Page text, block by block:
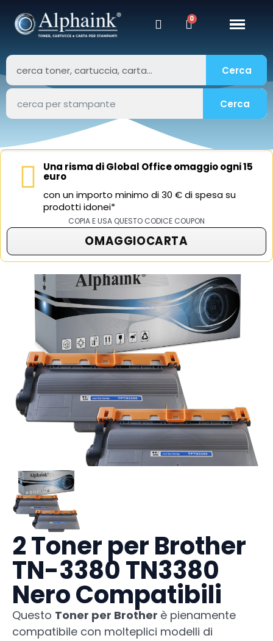
Cerca
Cerca
Una risma di Global Office omaggio ogni 15
euro
con un importo minimo di 30 € di spesa su
prodotti idonei*
COPIA E USA QUESTO CODICE COUPON
OMAGGIOCARTA
2 Toner per Brother
TN-3380 TN3380
Nero Compatibili
Questo Toner per Brother è pienamente
compatibile con molteplici modelli di